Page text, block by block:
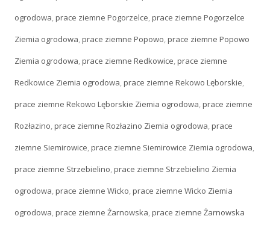
ogrodowa,prace ziemne Pogorzelce,prace ziemne Pogorzelce
Ziemia ogrodowa,prace ziemne Popowo,prace ziemne Popowo
Ziemia ogrodowa,prace ziemne Redkowice,prace ziemne
Redkowice Ziemia ogrodowa,prace ziemne Rekowo Lęborskie,
prace ziemne Rekowo Lęborskie Ziemia ogrodowa,prace ziemne
Rozłazino,prace ziemne Rozłazino Ziemia ogrodowa,prace
ziemne Siemirowice,prace ziemne Siemirowice Ziemia ogrodowa,
prace ziemne Strzebielino,prace ziemne Strzebielino Ziemia
ogrodowa,prace ziemne Wicko,prace ziemne Wicko Ziemia
ogrodowa,prace ziemne Żarnowska,prace ziemne Żarnowska